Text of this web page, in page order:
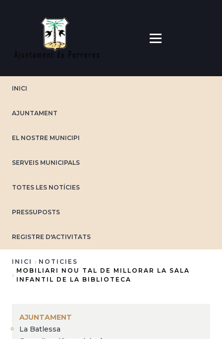
INICI
AJUNTAMENT
EL NOSTRE MUNICIPI
SERVEIS MUNICIPALS
TOTES LES NOTÍCIES
PRESSUPOSTS
REGISTRE D'ACTIVITATS
Fil
INICI
NOTICIES
MOBILIARI NOU TAL DE MILLORAR LA SALA
INFANTIL DE LA BIBLIOTECA
AJUNTAMENT
La Batlessa